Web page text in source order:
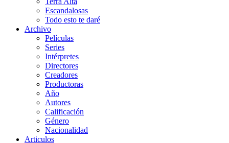
Escandalosas
Todo esto te daré
Archivo
Películas
Series
Intérpretes
Directores
Creadores
Productoras
Año
Autores
Calificación
Género
Nacionalidad
Articulos